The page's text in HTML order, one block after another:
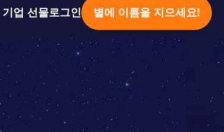
기업 선물로그인 별에 이름을 지으세요!